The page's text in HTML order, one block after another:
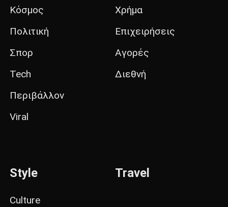
Κόσμος
Πολιτική
Σπορ
Tech
Περιβάλλον
Viral
Χρήμα
Επιχειρήσεις
Αγορές
Διεθνή
Style
Culture
Travel